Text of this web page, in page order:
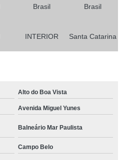
Brasil Brasil
INTERIOR Santa Catarina
Alto do Boa Vista
Avenida Miguel Yunes
Balneário Mar Paulista
Campo Belo